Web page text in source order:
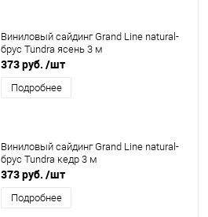
Виниловый сайдинг Grand Line natural-
брус Tundra ясень 3 м
373 руб. /шт
Подробнее
Виниловый сайдинг Grand Line natural-
брус Tundra кедр 3 м
373 руб. /шт
Подробнее